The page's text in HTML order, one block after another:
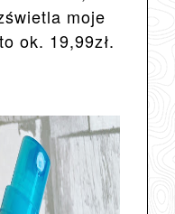
moje
ok. 19,99zł.